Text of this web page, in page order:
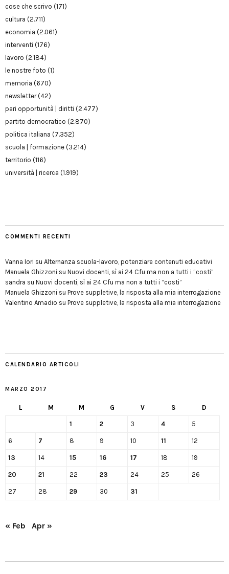
cose che scrivo (171)
cultura (2.711)
economia (2.061)
interventi (176)
lavoro (2.184)
le nostre foto (1)
memoria (670)
newsletter(42)
pari opportunità | diritti (2.477)
partito democratico (2.870)
politica italiana (7.352)
scuola | formazione (3.214)
territorio (116)
università | ricerca (1.919)
COMMENTI RECENTI
Vanna Iori su Alternanza scuola-lavoro, potenziare contenuti educativi
Manuela Ghizzoni su Nuovi docenti, sì ai 24 Cfu ma non a tutti i “costi”
sandra su Nuovi docenti, sì ai 24 Cfu ma non a tutti i “costi”
Manuela Ghizzoni su Prove suppletive, la risposta alla mia interrogazione
Valentino Amadio su Prove suppletive, la risposta alla mia interrogazione
CALENDARIO ARTICOLI
MARZO 2017
L M M G V S D
1 2 3 4 5
6 7 8 9 10 11 12
13 14 15 16 17 18 19
20 21 22 23 24 25 26
27 28 29 30 31
« Feb Apr »